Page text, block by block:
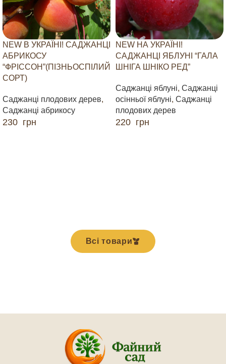
NEW В УКРАЇНІ! САДЖАНЦІ
АБРИКОСУ
“ФРІССОН”(ПІЗНЬОСПІЛИЙ
СОРТ)
Саджанці плодових дерев,
Саджанці абрикосу
230 грн
NEW НА УКРАЇНІ!
САДЖАНЦІ ЯБЛУНІ “ГАЛА
ШНІГА ШНІКО РЕД”
Саджанці яблуні, Саджанці
осінньої яблуні, Саджанці
плодових дерев
220 грн
Всі товари